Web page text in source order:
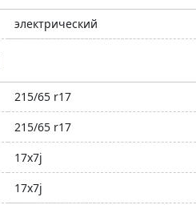
электрический
215/65 r17
215/65 r17
17x7j
17x7j